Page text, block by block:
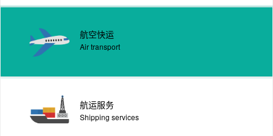
航空快运
Air transport
航运服务
Shipping services